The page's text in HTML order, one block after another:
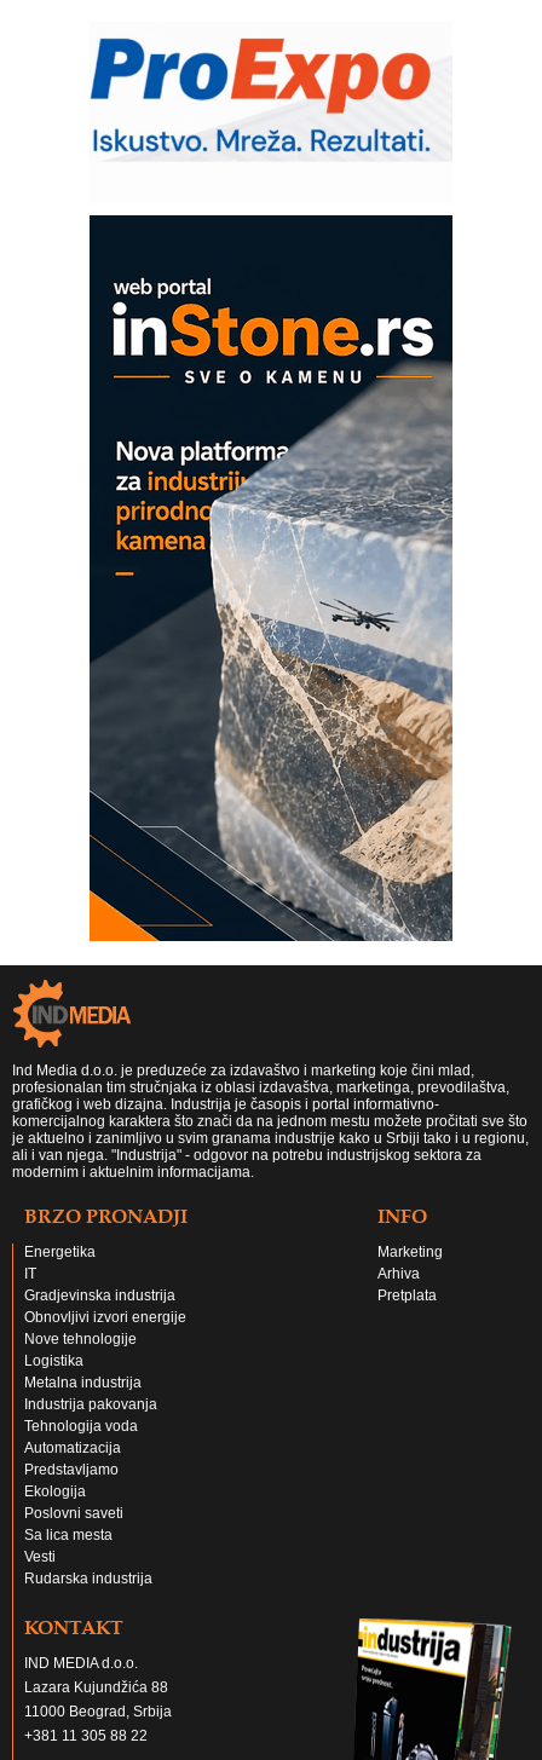
Trajna oznaka kao dugoročna korist
Bezbednost na prvom mestu!
IB BLUMENAUER - više od 40 godina
poverenja u industriji
OBO sistemi mrežastih nosača kablova
Proizvodnja iC7 Hybrid 1500 VDC
mrežnog pretvarača sa tečnim
hlađenjem
Ind Media d.o.o. je preduzeće za izdavaštvo i marketing koje čini mlad,
profesionalan tim stručnjaka iz oblasi izdavaštva, marketinga, prevodilaštva,
grafičkog i web dizajna. Industrija je časopis i portal informativno-
komercijalnog karaktera što znači da na jednom mestu možete pročitati sve što
je aktuelno i zanimljivo u svim granama industrije kako u Srbiji tako i u regionu,
ali i van njega. "Industrija" - odgovor na potrebu industrijskog sektora za
modernim i aktuelnim informacijama.
BRZO PRONADJI
Energetika
IT
Gradjevinska industrija
Obnovljivi izvori energije
Nove tehnologije
Logistika
Metalna industrija
Industrija pakovanja
Tehnologija voda
Automatizacija
Predstavljamo
Ekologija
Poslovni saveti
Sa lica mesta
Vesti
Rudarska industrija
INFO
Marketing
Arhiva
Pretplata
KONTAKT
IND MEDIA d.o.o.
Lazara Kujundžića 88
11000 Beograd, Srbija
+381 11 305 88 22